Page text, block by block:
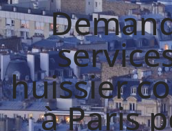
huissier
à Paris